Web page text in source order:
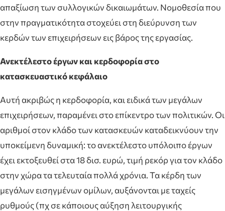
απαξίωση των συλλογικών δικαιωμάτων. Νομοθεσία που
στην πραγματικότητα στοχεύει στη διεύρυνση των
κερδών των επιχειρήσεων εις βάρος της εργασίας.
Ανεκτέλεστο έργων και κερδοφορία στο
κατασκευαστικό κεφάλαιο
Αυτή ακριβώς η κερδοφορία, και ειδικά των μεγάλων
επιχειρήσεων, παραμένει στο επίκεντρο των πολιτικών. Οι
αριθμοί στον κλάδο των κατασκευών καταδεικνύουν την
υποκείμενη δυναμική: το ανεκτέλεστο υπόλοιπο έργων
έχει εκτοξευθεί στα 18 δισ. ευρώ, τιμή ρεκόρ για τον κλάδο
στην χώρα τα τελευταία πολλά χρόνια. Τα κέρδη των
μεγάλων εισηγμένων ομίλων, αυξάνονται με ταχείς
ρυθμούς (πχ σε κάποιους αύξηση λειτουργικής